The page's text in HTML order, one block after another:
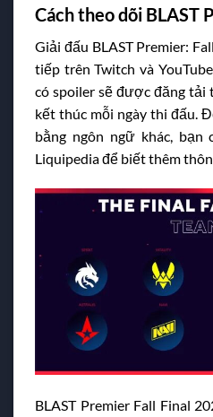
Cách theo dõi BLAST
Giải đấu BLAST Premier:
tiếp trên Twitch và
có spoiler sẽ được đăng tải
kết thúc mỗi ngày thi đấu.
bằng ngôn ngữ khác,
Liquipedia để biết thêm
BLAST Premier Fall Final